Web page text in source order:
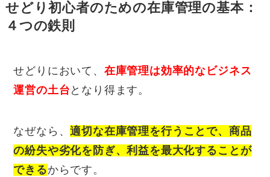
せどり初心者のための在庫管理の基本：
４つの鉄則
せどりにおいて、 在庫管理は効率的なビジネス
運営の土台 となり得ます。
なぜなら、適切な在庫管理を行うことで、商品
の紛失や劣化を防ぎ、利益を最大化することが
できるからです。